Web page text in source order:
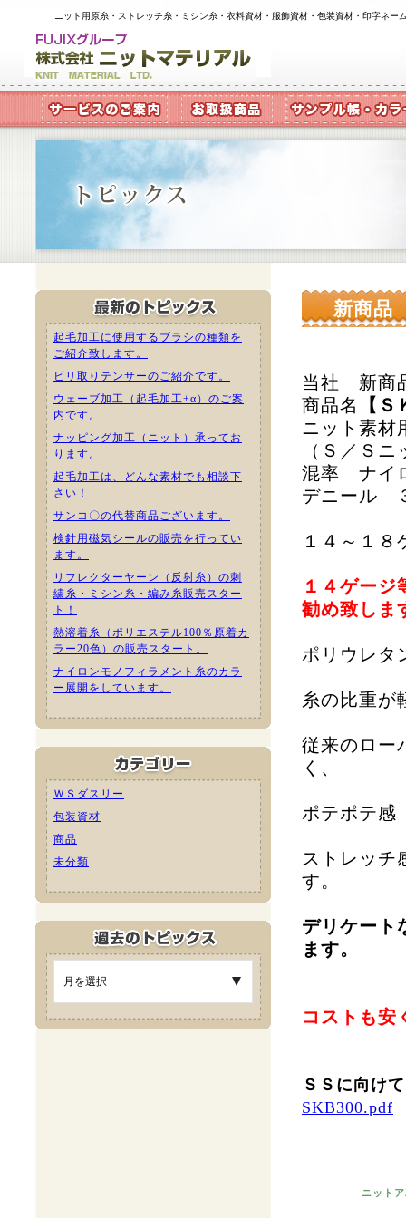
ニット用原糸・ストレッチ糸・ミシン糸・衣料資材・服飾資材・包装資材・印字ネ
起毛加工に使用するブラシの種類を
ご紹介致します。
ビリ取りテンサーのご紹介です。
ウェーブ加工（起毛加工+α）のご案
内です。
ナッピング加工（ニット）承ってお
ります。
起毛加工は、どんな素材でも相談下
さい！
サンコ〇の代替商品ございます。
検針用磁気シールの販売を行ってい
ます。
リフレクターヤーン（反射糸）の刺
繍糸・ミシン糸・編み糸販売スター
ト！
熱溶着糸（ポリエステル100％原着カ
ラー20色）の販売スタート。
ナイロンモノフィラメント糸のカラ
ー展開をしています。
ＷＳダスリー
包装資材
商品
未分類
新商品
当社 新商
商品名
【
ニット素
（Ｓ／Ｓ
混率 ナイ
デニール
１４～１
１４ゲー
勧め致しま
ポリウレタ
糸の比重が
従来のロー
く、
ポテポテ感
ストレッチ
す。
デリケート
ます。
コストも安
ＳＳに向け
SKB300.pdf
ニット